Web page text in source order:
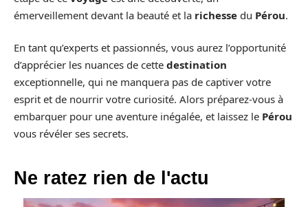
émerveillement devant la beauté et la richesse du Pérou.
En tant qu’experts et passionnés, vous aurez l’opportunité
d’apprécier les nuances de cette destination
exceptionnelle, qui ne manquera pas de captiver votre
esprit et de nourrir votre curiosité. Alors préparez-vous à
embarquer pour une aventure inégalée, et laissez le Pérou
vous révéler ses secrets.
Ne ratez rien de l'actu